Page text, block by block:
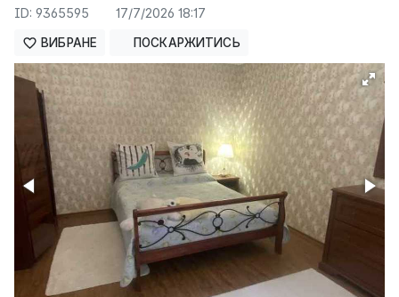
ID: 9365595 17/7/2026 18:17
ВИБРАНЕ ПОСКАРЖИТИСЬ